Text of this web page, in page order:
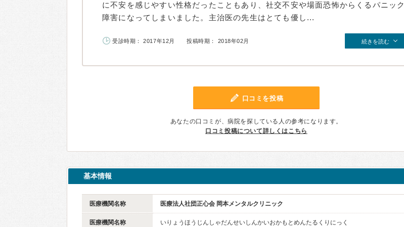
に不安を感じやすい性格だったこともあり、社交不安や場面恐怖からくるパニック
障害になってしまいました。主治医の先生はとても優し...
受診時期： 2017年12月 投稿時期： 2018年02月 続きを読む
口コミを投稿
あなたの口コミが、病院を探している人の参考になります。
口コミ投稿について詳しくはこちら
基本情報
医療機関名称 医療法人社団正心会 岡本メンタルクリニック
医療機関名称
いりょうほうじんしゃだんせいしんかいおかもとめんたるくりにっく